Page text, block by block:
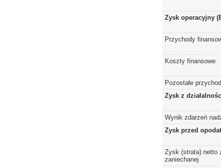
Zysk operacyjny
Przychody
Koszty finansowe
Pozostałe
Zysk z
Wynik zdarzeń
Zysk przed
Zysk (strata) netto
zaniechanej